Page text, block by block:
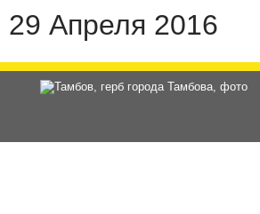
29 Апреля 2016